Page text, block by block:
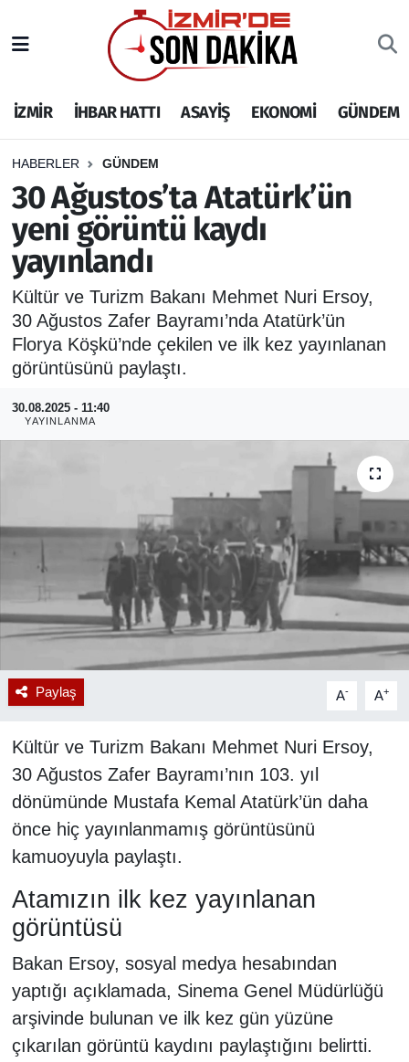
İZMİR İHBAR HATTI ASAYİŞ EKONOMİ GÜNDEM
HABERLER GÜNDEM
30 Ağustos’ta Atatürk’ün
yeni görüntü kaydı
yayınlandı
Kültür ve Turizm Bakanı Mehmet Nuri Ersoy,
30 Ağustos Zafer Bayramı’nda Atatürk’ün
Florya Köşkü’nde çekilen ve ilk kez yayınlanan
görüntüsünü paylaştı.
30.08.2025 - 11:40
YAYINLANMA
Paylaş A- A+
Kültür ve Turizm Bakanı Mehmet Nuri Ersoy,
30 Ağustos Zafer Bayramı’nın 103. yıl
dönümünde Mustafa Kemal Atatürk’ün daha
önce hiç yayınlanmamış görüntüsünü
kamuoyuyla paylaştı.
Atamızın ilk kez yayınlanan
görüntüsü
Bakan Ersoy, sosyal medya hesabından
yaptığı açıklamada, Sinema Genel Müdürlüğü
arşivinde bulunan ve ilk kez gün yüzüne
çıkarılan görüntü kaydını paylaştığını belirtti.
İHBAR HATTI
DEPREM
GENEL
EKONOMİ
SİYASET
SPOR
RESMİ REKLAM
İzmir Nöbetçi Eczaneler
İzmir Hava Durumu
İzmir Namaz Vakitleri
İzmir Trafik Yoğunluk Haritası
Puan Durumu ve Fikstür
Tüm Manşetler
Son Dakika Haberleri